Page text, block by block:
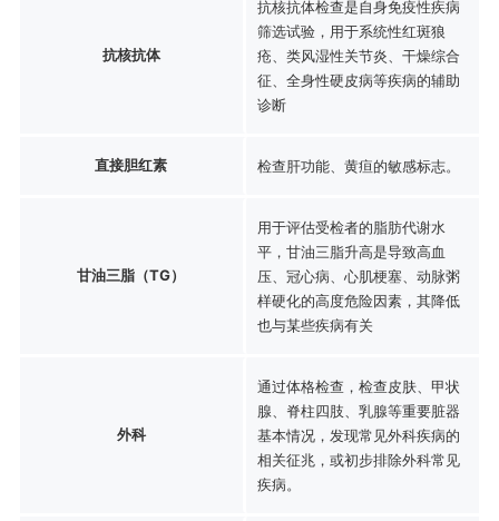
抗核抗体
抗核抗体检查是自身免疫性疾病
筛选试验，用于系统性红斑狼
疮、类风湿性关节炎、干燥综合
征、全身性硬皮病等疾病的辅助
诊断
直接胆红素 检查肝功能、黄疸的敏感标志。
甘油三脂（TG）
用于评估受检者的脂肪代谢水
平，甘油三脂升高是导致高血
压、冠心病、心肌梗塞、动脉粥
样硬化的高度危险因素，其降低
也与某些疾病有关
外科
通过体格检查，检查皮肤、甲状
腺、脊柱四肢、乳腺等重要脏器
基本情况，发现常见外科疾病的
相关征兆，或初步排除外科常见
疾病。